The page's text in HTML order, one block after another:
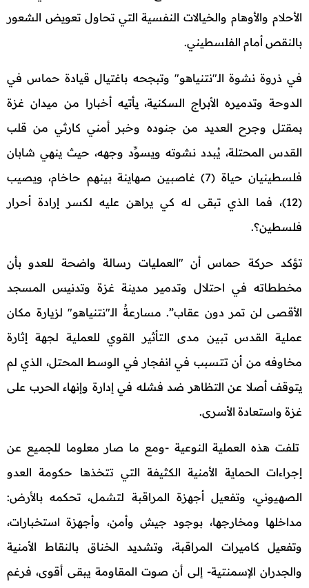
الأحلام والأوهام والخيالات النفسية التي تحاول تعويض الشعور
بالنقص أمام الفلسطيني.
في ذروة نشوة الـ"نتنياهو" وتبجحه باغتيال قيادة حماس في
الدوحة وتدميره الأبراج السكنية، يأتيه أخبارا من ميدان غزة
بمقتل وجرح العديد من جنوده وخبر أمني كارثي من قلب
القدس المحتلة، يُبدد نشوته ويسوِّد وجهه، حيث ينهي شابان
فلسطينيان حياة (7) غاصبين صهاينة بينهم حاخام، ويصيب
(12)، فما الذي تبقى له كي يراهن عليه لكسر إرادة أحرار
فلسطين؟.
تؤكد حركة حماس أن "العمليات رسالة واضحة للعدو بأن
مخططاته في احتلال وتدمير مدينة غزة وتدنيس المسجد
الأقصى لن تمر دون عقاب”. مسارعةُ الـ"نتنياهو" لزيارة مكان
عملية القدس تبين مدى التأثير القوي للعملية لجهة إثارة
مخاوفه من أن تتسبب في انفجار في الوسط المحتل، الذي لم
يتوقف أصلا عن التظاهر ضد فشله في إدارة وإنهاء الحرب على
غزة واستعادة الأسرى.
تلفت هذه العملية النوعية -ومع ما صار معلوما للجميع عن
إجراءات الحماية الأمنية الكثيفة التي تتخذها حكومة العدو
الصهيوني، وتفعيل أجهزة المراقبة لتشمل، تحكمه بالأرض:
مداخلها ومخارجها، بوجود جيش وأمن، وأجهزة استخبارات،
وتفعيل كاميرات المراقبة، وتشديد الخناق بالنقاط الأمنية
والجدران الإسمنتية- إلى أن صوت المقاومة يبقى أقوى، فرغم